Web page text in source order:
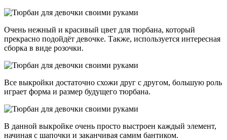
Очень нежный и красивый цвет для тюрбана, который
прекрасно подойдёт девочке. Также, используется интересная
сборка в виде розочки.
Все выкройки достаточно схожи друг с другом, большую роль
играет форма и размер будущего тюрбана.
В данной выкройке очень просто выстроен каждый элемент,
начиная с шапочки и заканчивая самим бантиком.